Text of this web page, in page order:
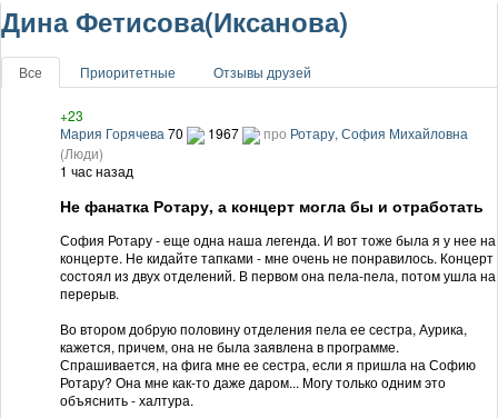
Дина Фетисова(Иксанова)
Все Приоритетные Отзывы друзей
+23
Мария Горячева 70 1967 про Ротару, София Михайловна
(Люди)
1 час назад
Не фанатка Ротару, а концерт могла бы и отработать
София Ротару - еще одна наша легенда. И вот тоже была я у нее на
концерте. Не кидайте тапками - мне очень не понравилось. Концерт
состоял из двух отделений. В первом она пела-пела, потом ушла на
перерыв.
Во втором добрую половину отделения пела ее сестра, Аурика,
кажется, причем, она не была заявлена в программе.
Спрашивается, на фига мне ее сестра, если я пришла на Софию
Ротару? Она мне как-то даже даром... Могу только одним это
объяснить - халтура.